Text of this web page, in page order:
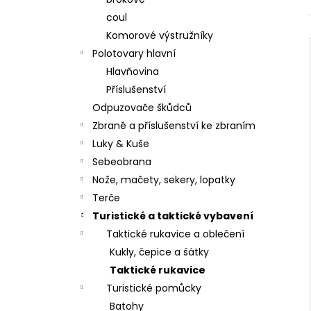
coul
Komorové výstružníky
Polotovary hlavní
Hlavňovina
Příslušenství
Odpuzovače škůdců
Zbraně a příslušenství ke zbraním
Luky & Kuše
Sebeobrana
Nože, mačety, sekery, lopatky
Terče
Turistické a taktické vybavení
Taktické rukavice a oblečení
Kukly, čepice a šátky
Taktické rukavice
Turistické pomůcky
Batohy
STARTOVACÍ NÁBOJE FIOCCHI 8MM
500 Kč